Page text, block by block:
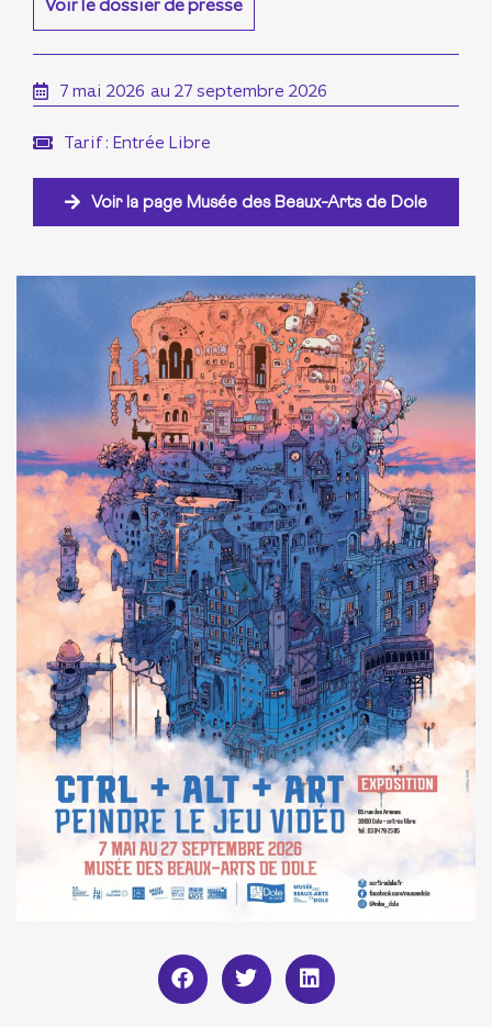
Voir le dossier de presse
7 mai 2026 au 27 septembre 2026
Tarif : Entrée Libre
Voir la page Musée des Beaux-Arts de Dole